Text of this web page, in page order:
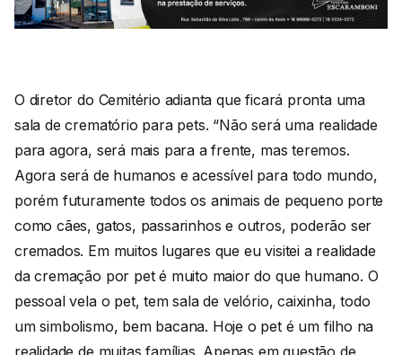
O diretor do Cemitério adianta que ficará pronta uma
sala de crematório para pets. “Não será uma realidade
para agora, será mais para a frente, mas teremos.
Agora será de humanos e acessível para todo mundo,
porém futuramente todos os animais de pequeno porte
como cães, gatos, passarinhos e outros, poderão ser
cremados. Em muitos lugares que eu visitei a realidade
da cremação por pet é muito maior do que humano. O
pessoal vela o pet, tem sala de velório, caixinha, todo
um simbolismo, bem bacana. Hoje o pet é um filho na